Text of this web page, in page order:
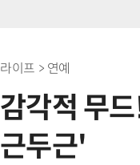
라이프 > 연예
감각적 무
근두근'